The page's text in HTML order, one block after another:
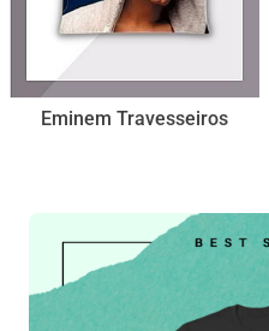
Eminem Travesseiros